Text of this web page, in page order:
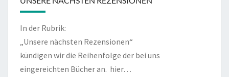
In der Rubrik:
„Unsere nächsten Rezensionen“
kündigen wir die Reihenfolge der bei uns
eingereichten Bücher an. hier…